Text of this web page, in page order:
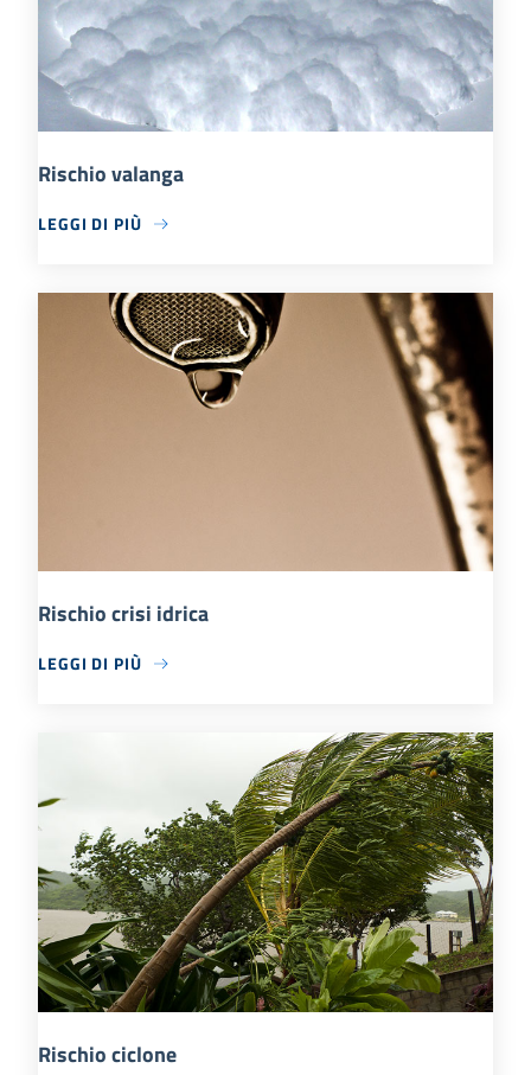
Rischio valanga
LEGGI DI PIÙ
Rischio crisi idrica
LEGGI DI PIÙ
Rischio ciclone